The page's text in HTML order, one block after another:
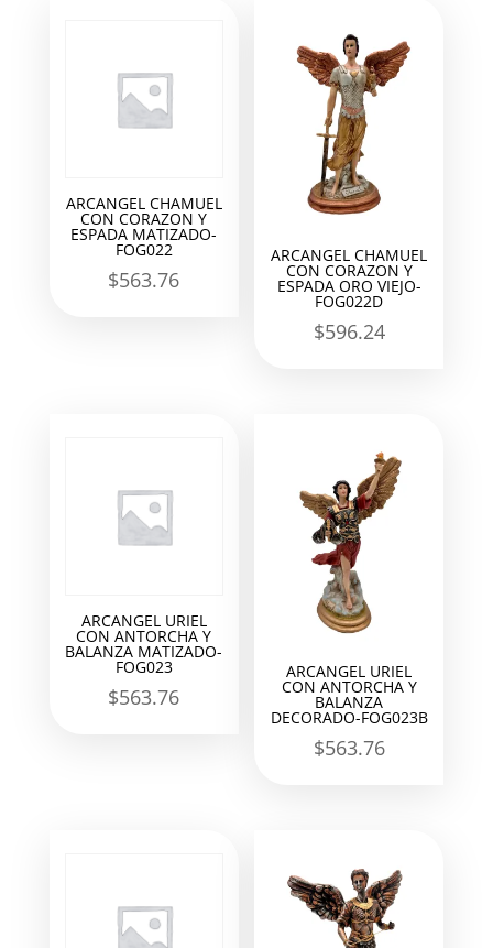
ARCANGEL CHAMUEL
CON CORAZON Y
ESPADA MATIZADO-
FOG022
$563.76
ARCANGEL CHAMUEL
CON CORAZON Y
ESPADA ORO VIEJO-
FOG022D
$596.24
ARCANGEL URIEL
CON ANTORCHA Y
BALANZA MATIZADO-
FOG023
$563.76
ARCANGEL URIEL
CON ANTORCHA Y
BALANZA
DECORADO-FOG023B
$563.76